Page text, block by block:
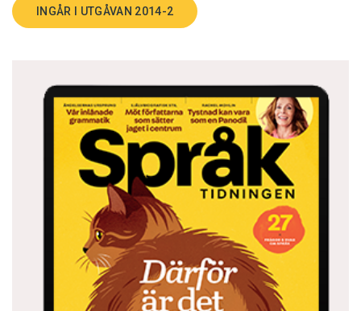
INGÅR I UTGÅVAN 2014-2